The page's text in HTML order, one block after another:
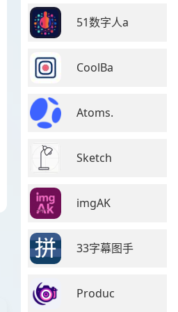
51数字人a
CoolBa
Atoms.
Sketch
imgAK
33字幕图手
Produc